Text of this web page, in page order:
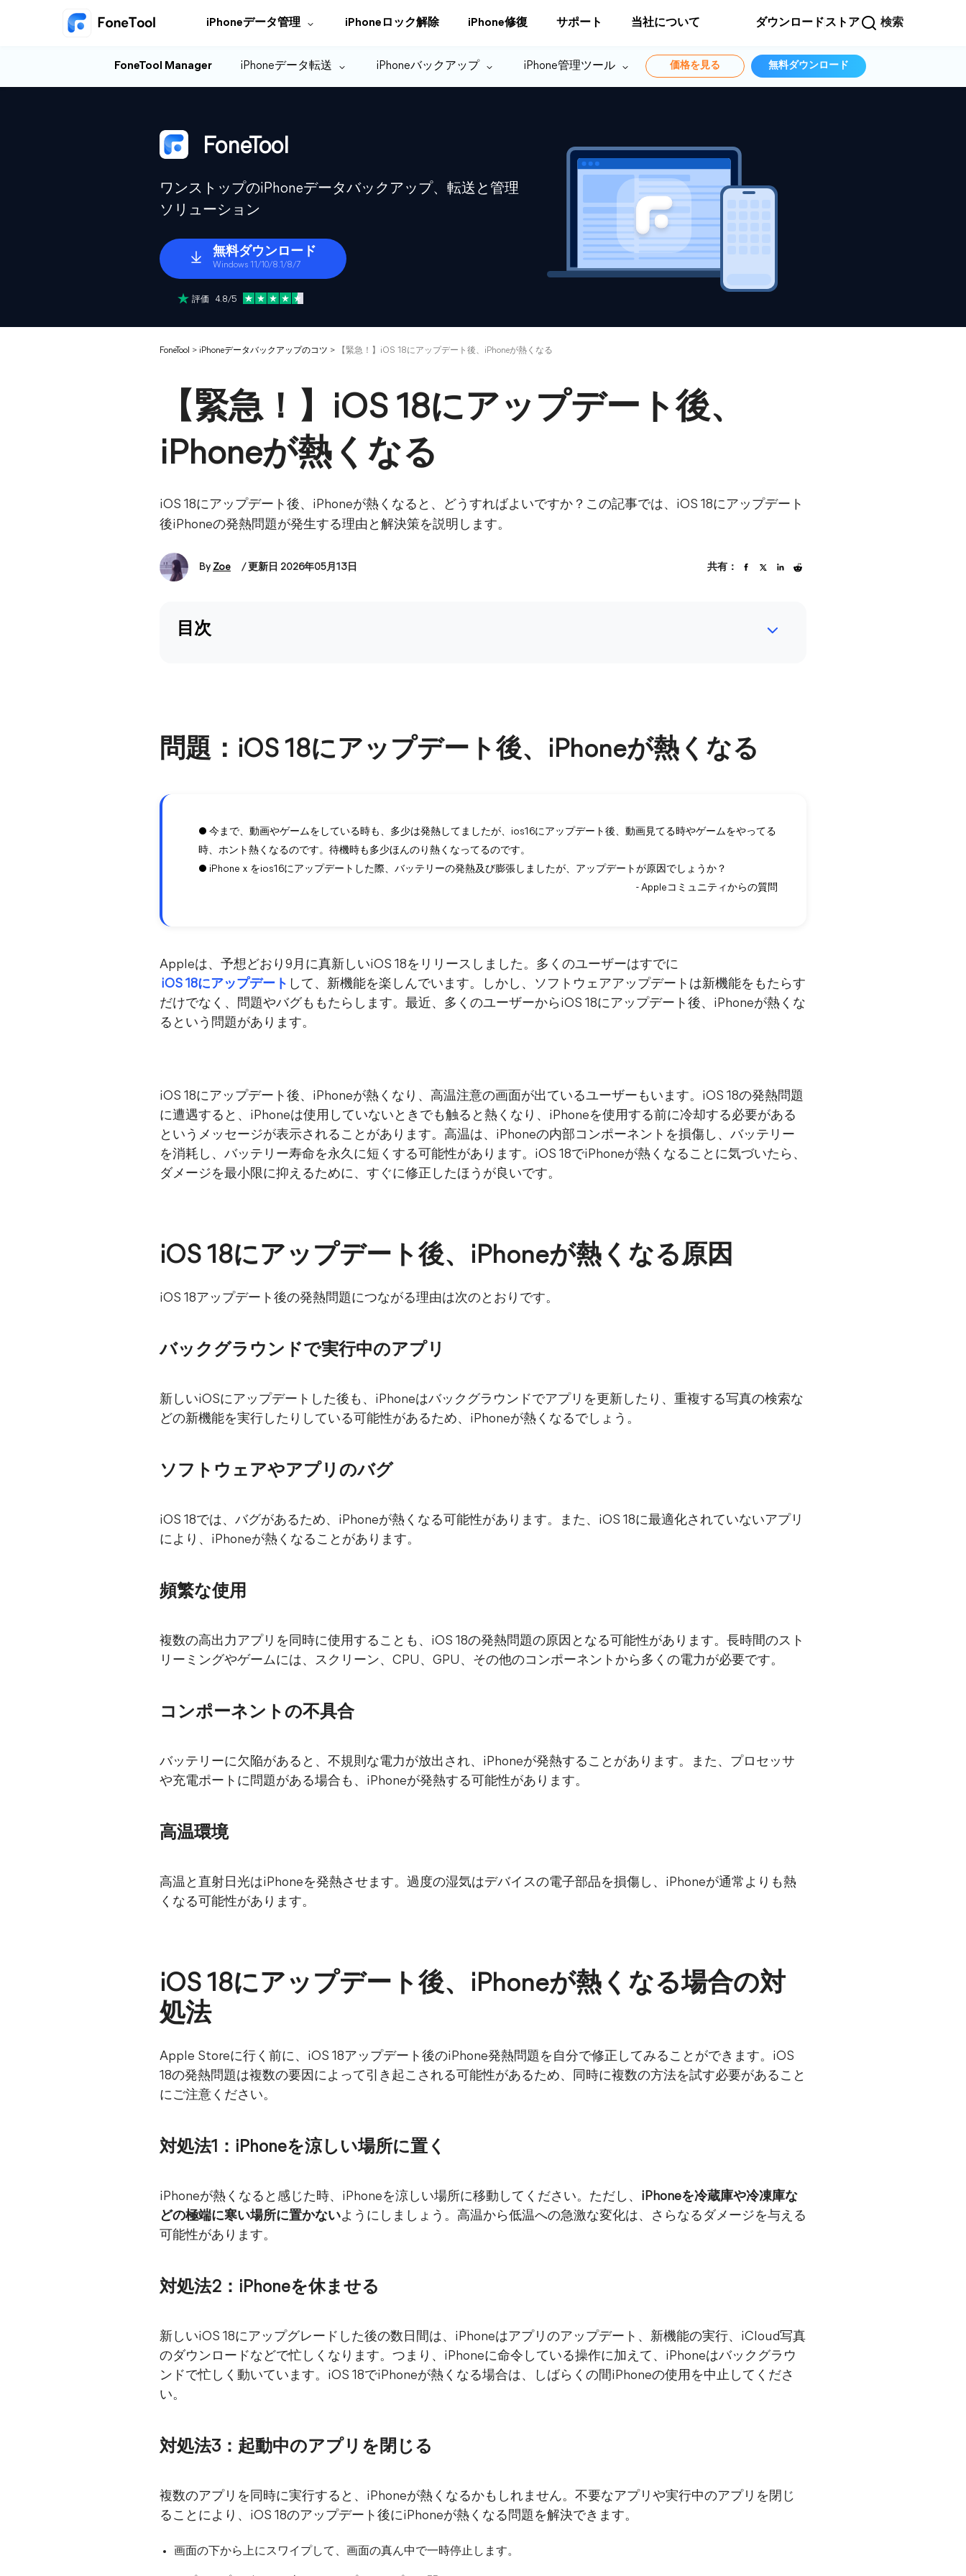
iPhoneデータ管理 iPhoneロック解除 iPhone修復 サポート 当社について ダウンロード ストア 検索
FoneTool Manager iPhoneデータ転送 iPhoneバックアップ iPhone管理ツール 価格を見る 無料ダウンロード
FoneTool
ワンストップのiPhoneデータバックアップ、転送と管理
ソリューション
無料ダウンロード
Windows 11/10/8.1/8/7
評価 4.8/5
FoneTool > iPhoneデータバックアップのコツ > 【緊急！】iOS 18にアップデート後、iPhoneが熱くなる
【緊急！】iOS 18にアップデート後、
iPhoneが熱くなる
iOS 18にアップデート後、iPhoneが熱くなると、どうすればよいですか？この記事では、iOS 18にアップデート
後iPhoneの発熱問題が発生する理由と解決策を説明します。
By Zoe / 更新日 2026年05月13日 共有：
目次
問題：iOS 18にアップデート後、iPhoneが熱くなる
● 今まで、動画やゲームをしている時も、多少は発熱してましたが、ios16にアップデート後、動画見てる時やゲームをやってる
時、ホント熱くなるのです。待機時も多少ほんのり熱くなってるのです。
● iPhoneｘをios16にアップデートした際、バッテリーの発熱及び膨張しましたが、アップデートが原因でしょうか？
- Appleコミュニティからの質問
Appleは、予想どおり9月に真新しいiOS 18をリリースしました。多くのユーザーはすでに
iOS 18にアップデート して、新機能を楽しんでいます。しかし、ソフトウェアアップデートは新機能をもたらす
だけでなく、問題やバグももたらします。最近、多くのユーザーからiOS 18にアップデート後、iPhoneが熱くな
るという問題があります。
iOS 18にアップデート後、iPhoneが熱くなり、高温注意の画面が出ているユーザーもいます。iOS 18の発熱問題
に遭遇すると、iPhoneは使用していないときでも触ると熱くなり、iPhoneを使用する前に冷却する必要がある
というメッセージが表示されることがあります。高温は、iPhoneの内部コンポーネントを損傷し、バッテリー
を消耗し、バッテリー寿命を永久に短くする可能性があります。iOS 18でiPhoneが熱くなることに気づいたら、
ダメージを最小限に抑えるために、すぐに修正したほうが良いです。
iOS 18にアップデート後、iPhoneが熱くなる原因
iOS 18アップデート後の発熱問題につながる理由は次のとおりです。
バックグラウンドで実行中のアプリ
新しいiOSにアップデートした後も、iPhoneはバックグラウンドでアプリを更新したり、重複する写真の検索な
どの新機能を実行したりしている可能性があるため、iPhoneが熱くなるでしょう。
ソフトウェアやアプリのバグ
iOS 18では、バグがあるため、iPhoneが熱くなる可能性があります。また、iOS 18に最適化されていないアプリ
により、iPhoneが熱くなることがあります。
頻繁な使用
複数の高出力アプリを同時に使用することも、iOS 18の発熱問題の原因となる可能性があります。長時間のスト
リーミングやゲームには、スクリーン、CPU、GPU、その他のコンポーネントから多くの電力が必要です。
コンポーネントの不具合
バッテリーに欠陥があると、不規則な電力が放出され、iPhoneが発熱することがあります。また、プロセッサ
や充電ポートに問題がある場合も、iPhoneが発熱する可能性があります。
高温環境
高温と直射日光はiPhoneを発熱させます。過度の湿気はデバイスの電子部品を損傷し、iPhoneが通常よりも熱
くなる可能性があります。
iOS 18にアップデート後、iPhoneが熱くなる場合の対
処法
Apple Storeに行く前に、iOS 18アップデート後のiPhone発熱問題を自分で修正してみることができます。iOS
18の発熱問題は複数の要因によって引き起こされる可能性があるため、同時に複数の方法を試す必要があること
にご注意ください。
対処法1：iPhoneを涼しい場所に置く
iPhoneが熱くなると感じた時、iPhoneを涼しい場所に移動してください。ただし、 iPhoneを冷蔵庫や冷凍庫な
どの極端に寒い場所に置かないようにしましょう。高温から低温への急激な変化は、さらなるダメージを与える
可能性があります。
対処法2：iPhoneを休ませる
新しいiOS 18にアップグレードした後の数日間は、iPhoneはアプリのアップデート、新機能の実行、iCloud写真
のダウンロードなどで忙しくなります。つまり、iPhoneに命令している操作に加えて、iPhoneはバックグラウ
ンドで忙しく動いています。iOS 18でiPhoneが熱くなる場合は、しばらくの間iPhoneの使用を中止してくださ
い。
対処法3：起動中のアプリを閉じる
複数のアプリを同時に実行すると、iPhoneが熱くなるかもしれません。不要なアプリや実行中のアプリを閉じ
ることにより、iOS 18のアップデート後にiPhoneが熱くなる問題を解決できます。
画面の下から上にスワイプして、画面の真ん中で一時停止します。